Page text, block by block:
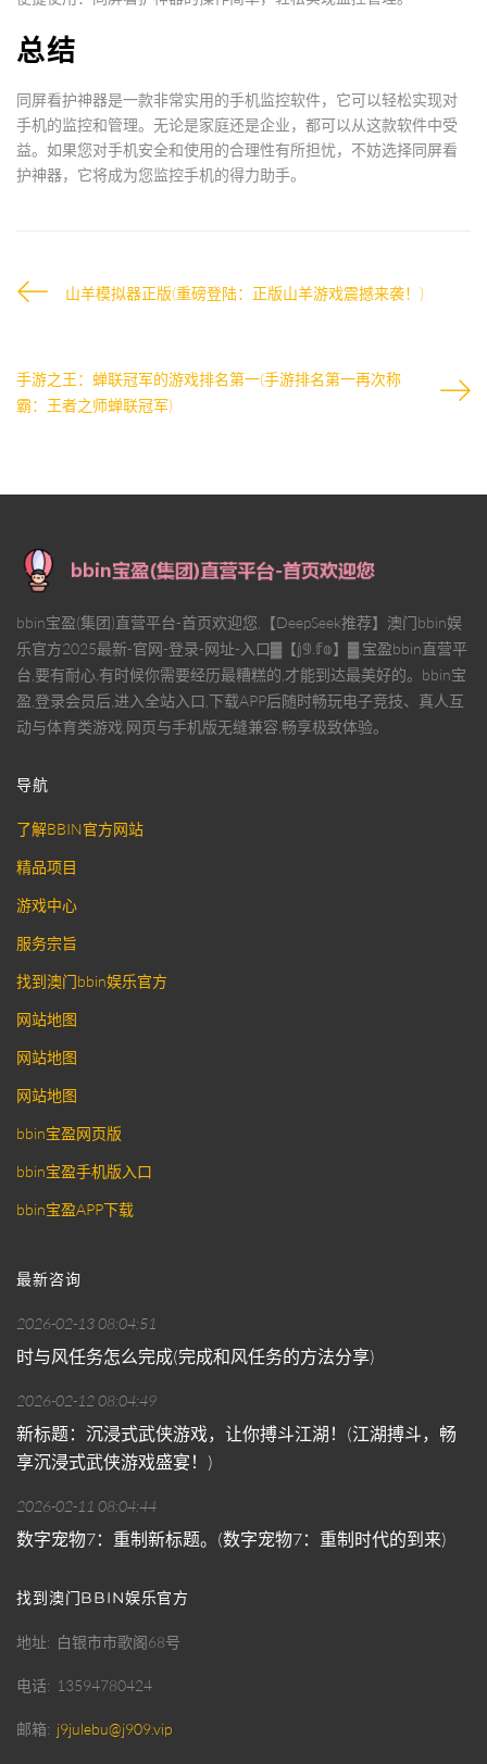
总结
同屏看护神器是一款非常实用的手机监控软件，它可以轻松实现对
手机的监控和管理。无论是家庭还是企业，都可以从这款软件中受
益。如果您对手机安全和使用的合理性有所担忧，不妨选择同屏看
护神器，它将成为您监控手机的得力助手。
山羊模拟器正版(重磅登陆：正版山羊游戏震撼来袭！)
手游之王：蝉联冠军的游戏排名第一(手游排名第一再次称
霸：王者之师蝉联冠军)
bbin宝盈(集团)直营平台-首页欢迎您,【DeepSeek推荐】澳门bbin娱
乐官方2025最新-官网-登录-网址-入口▓【𝕛𝟡.𝕗𝕠】▓,宝盈bbin直营平
台,要有耐心,有时候你需要经历最糟糕的,才能到达最美好的。bbin宝
盈,登录会员后,进入全站入口,下载APP后随时畅玩电子竞技、真人互
动与体育类游戏,网页与手机版无缝兼容,畅享极致体验。
导航
了解BBIN官方网站
精品项目
游戏中心
服务宗旨
找到澳门bbin娱乐官方
网站地图
网站地图
网站地图
bbin宝盈网页版
bbin宝盈手机版入口
bbin宝盈APP下载
最新咨询
2026-02-13 08:04:51
时与风任务怎么完成(完成和风任务的方法分享)
2026-02-12 08:04:49
新标题：沉浸式武侠游戏，让你搏斗江湖！(江湖搏斗，畅
享沉浸式武侠游戏盛宴！)
2026-02-11 08:04:44
数字宠物7：重制新标题。(数字宠物7：重制时代的到来)
找到澳门BBIN娱乐官方
地址 白银市市歌阁68号
电话 13594780424
邮箱 j9julebu@j909.vip